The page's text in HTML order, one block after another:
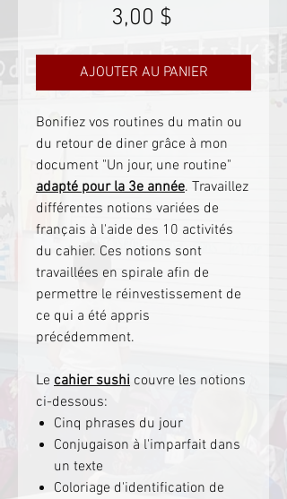
3,00 $Prix
AJOUTER AU PANIER
Bonifiez vos routines du matin ou
du retour de diner grâce à mon
document "Un jour, une routine"
adapté pour la 3e année. Travaillez
différentes notions variées de
français à l'aide des 10 activités
du cahier. Ces notions sont
travaillées en spirale afin de
permettre le réinvestissement de
ce qui a été appris
précédemment.
Le cahier sushi couvre les notions
ci-dessous:
Cinq phrases du jour
Conjugaison à l'imparfait dans
un texte
Coloriage d'identification de